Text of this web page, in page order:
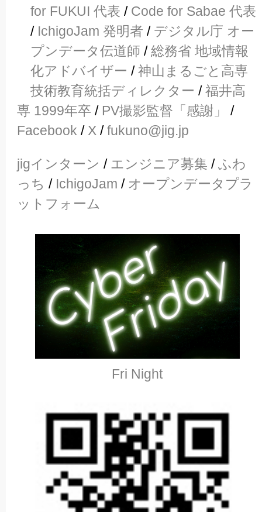
for FUKUI 代表 / Code for Sabae 代表
/ IchigoJam 発明者 / デジタル庁 オー
プンデータ伝道師 /総務省 地域情報
化アドバイザー /神山まるごと高専
技術教育統括ディレクター /福井高
専 1999年卒 / PV撮影監督「感謝」
/
Facebook / X /fukuno@jig.jp
jigインターン / エンジニア募集 /ふわ
っち / IchigoJam / オープンデータプラ
ットフォーム
Fri Night